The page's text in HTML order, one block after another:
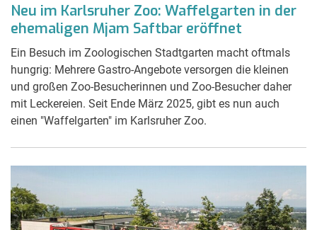
Neu im Karlsruher Zoo: Waffelgarten in der
ehemaligen Mjam Saftbar eröffnet
Ein Besuch im Zoologischen Stadtgarten macht oftmals
hungrig: Mehrere Gastro-Angebote versorgen die kleinen
und großen Zoo-Besucherinnen und Zoo-Besucher daher
mit Leckereien. Seit Ende März 2025, gibt es nun auch
einen "Waffelgarten" im Karlsruher Zoo.